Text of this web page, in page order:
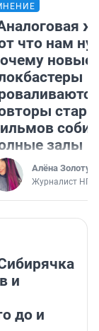
что нам
новые
залы
Алёна
Журналист НГС
и
до и